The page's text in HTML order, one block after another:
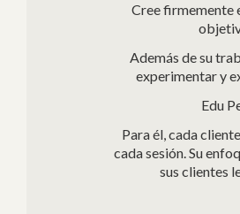
Cree firmemente
Además de su
experimentar y
Edu
Para él, cada
cada sesión. Su
sus clientes